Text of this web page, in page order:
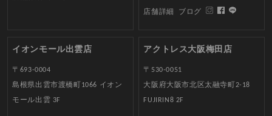
店舗詳細 ブログ
イオンモール出雲店
〒693-0004
島根県出雲市渡橋町1066 イオン
モール出雲 3F
アクトレス大阪梅田店
〒530-0051
大阪府大阪市北区太融寺町2-18
FUJIRIN8 2F